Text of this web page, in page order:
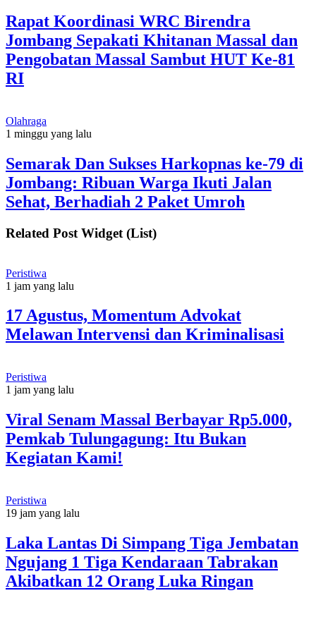
Rapat Koordinasi WRC Birendra
Jombang Sepakati Khitanan Massal dan
Pengobatan Massal Sambut HUT Ke-81
RI
Olahraga
1 minggu yang lalu
Semarak Dan Sukses Harkopnas ke-79 di
Jombang: Ribuan Warga Ikuti Jalan
Sehat, Berhadiah 2 Paket Umroh
Related Post Widget (List)
Peristiwa
1 jam yang lalu
17 Agustus, Momentum Advokat
Melawan Intervensi dan Kriminalisasi
Peristiwa
1 jam yang lalu
Viral Senam Massal Berbayar Rp5.000,
Pemkab Tulungagung: Itu Bukan
Kegiatan Kami!
Peristiwa
19 jam yang lalu
Laka Lantas Di Simpang Tiga Jembatan
Ngujang 1 Tiga Kendaraan Tabrakan
Akibatkan 12 Orang Luka Ringan